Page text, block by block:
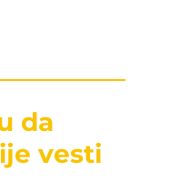
da
vesti